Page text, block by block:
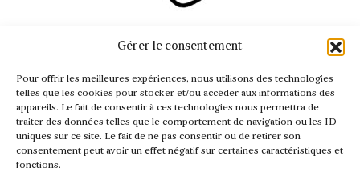
Gérer le consentement
Pour offrir les meilleures expériences, nous utilisons des technologies
telles que les cookies pour stocker et/ou accéder aux informations des
appareils. Le fait de consentir à ces technologies nous permettra de
traiter des données telles que le comportement de navigation ou les ID
uniques sur ce site. Le fait de ne pas consentir ou de retirer son
consentement peut avoir un effet négatif sur certaines caractéristiques et
fonctions.
INFO@PASSAGER.COM